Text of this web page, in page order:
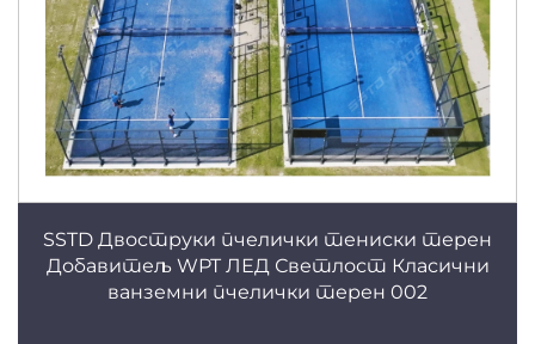
SSTD Двоструки пчелички тениски терен
Добавитељ WPT ЛЕД Светлост Класични
ванземни пчелички терен 002